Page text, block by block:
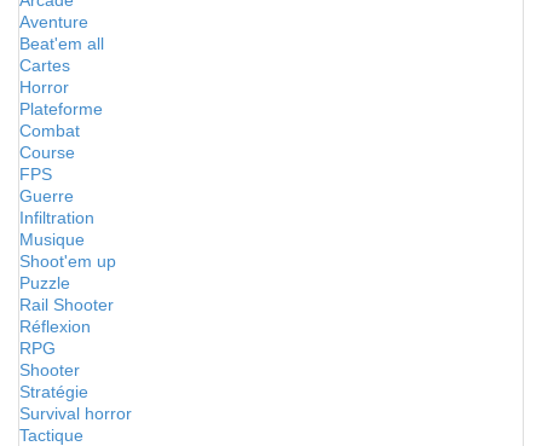
Aventure
Beat'em all
Cartes
Horror
Plateforme
Combat
Course
FPS
Guerre
Infiltration
Musique
Shoot'em up
Puzzle
Rail Shooter
Réflexion
RPG
Shooter
Stratégie
Survival horror
Tactique